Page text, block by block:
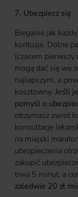
7. Ubezpiecz się
Bieganie jak
kontuzje. Dolne
(czasem
mogą dać się we
najlepszym, a
kosztowny. Jeśli
pomyśl o
otrzymasz zwrot
konsultacje
na miejski
ubezpieczenia
zakupić
trwa 5 minut, a
zaledwie 20 zł